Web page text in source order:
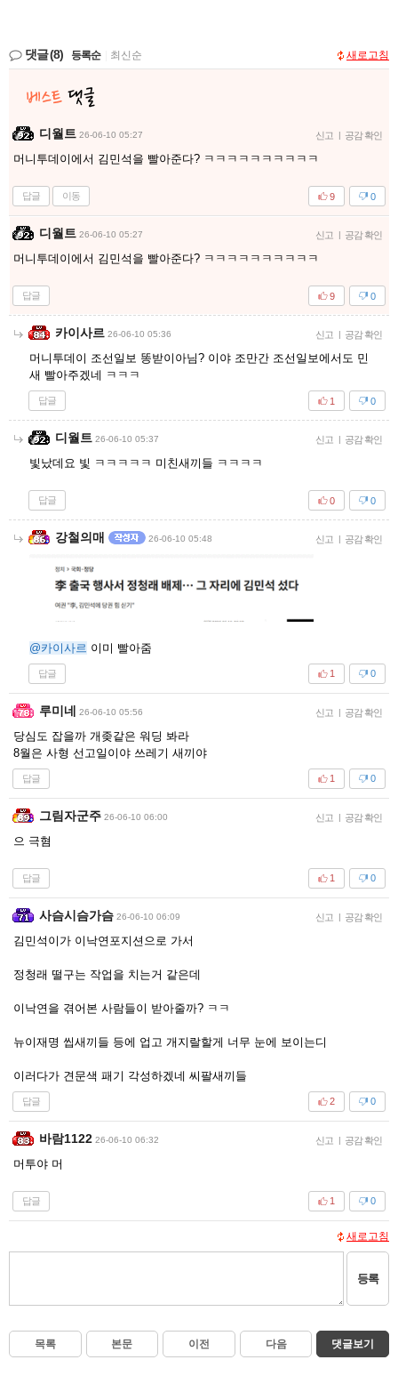
댓글(8) 등록순 최신순 새로고침
디월트 26-06-10 05:27 신고 공감 확인
머니투데이에서 김민석을 빨아준다? ㅋㅋㅋㅋㅋㅋㅋㅋㅋㅋ
답글 이동 0
9
디월트 26-06-10 05:27 신고 공감 확인
머니투데이에서 김민석을 빨아준다? ㅋㅋㅋㅋㅋㅋㅋㅋㅋㅋ
답글 0
9
카이사르 26-06-10 05:36 신고 공감 확인
머니투데이 조선일보 똥받이아님? 이야 조만간 조선일보에서도 민
새 빨아주겠네 ㅋㅋㅋ
답글 0
1
디월트 26-06-10 05:37 신고 공감 확인
빛났데요 빛 ㅋㅋㅋㅋㅋ 미친새끼들 ㅋㅋㅋㅋ
답글 0
0
강철의매 26-06-10 05:48 신고 공감 확인
@카이사르 이미 빨아줌
답글 0
1
루미네 26-06-10 05:56 신고 | 공감 확인
당심도 잡을까 개좆같은 워딩 봐라
8월은 사형 선고일이야 쓰레기 새끼야
답글 0
1
그림자군주 26-06-10 06:00 신고 | 공감 확인
으 극혐
답글 0
1
사슴시슴가슴 26-06-10 06:09 신고 | 공감 확인
김민석이가 이낙연포지션으로 가서
정청래 떨구는 작업을 치는거 같은데
이낙연을 겪어본 사람들이 받아줄까? ㅋㅋ
뉴이재명 씹새끼들 등에 업고 개지랄할게 너무 눈에 보이는디
이러다가 견문색 패기 각성하겠네 씨팔새끼들
답글 0
2
바람1122 26-06-10 06:32 신고 | 공감 확인
머투야 머
답글 0
1
새로고침
등록
목록 본문 이전 다음 댓글보기